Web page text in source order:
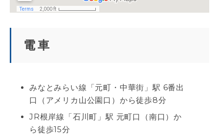
電車
みなとみらい線「元町・中華街」駅 6番出
口（アメリカ山公園口）から徒歩8分
JR根岸線「石川町」駅 元町口（南口）か
ら徒歩15分